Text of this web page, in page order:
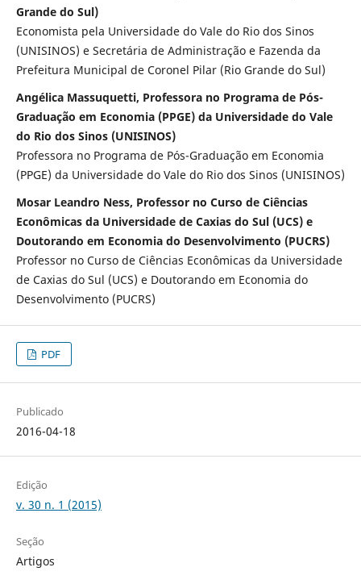
Grande do Sul)
Economista pela Universidade do Vale do Rio dos Sinos
(UNISINOS) e Secretária de Administração e Fazenda da
Prefeitura Municipal de Coronel Pilar (Rio Grande do Sul)
Angélica Massuquetti, Professora no Programa de Pós-
Graduação em Economia (PPGE) da Universidade do Vale
do Rio dos Sinos (UNISINOS)
Professora no Programa de Pós-Graduação em Economia
(PPGE) da Universidade do Vale do Rio dos Sinos (UNISINOS)
Mosar Leandro Ness, Professor no Curso de Ciências
Econômicas da Universidade de Caxias do Sul (UCS) e
Doutorando em Economia do Desenvolvimento (PUCRS)
Professor no Curso de Ciências Econômicas da Universidade
de Caxias do Sul (UCS) e Doutorando em Economia do
Desenvolvimento (PUCRS)
PDF
Publicado
2016-04-18
Edição
v. 30 n. 1 (2015)
Seção
Artigos